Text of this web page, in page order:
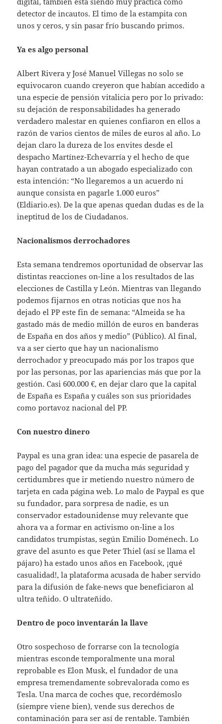
detector de incautos. El timo de la estampita con
unos y ceros, y sin pasar frío buscando primos.
Ya es algo personal
Albert Rivera y José Manuel Villegas no solo se
equivocaron cuando creyeron que habían accedido a
una especie de pensión vitalicia pero por lo privado:
su dejación de responsabilidades ha generado
verdadero malestar en quienes confiaron en ellos a
razón de varios cientos de miles de euros al año. Lo
dejan claro la dureza de los envites desde el
despacho Martínez-Echevarría y el hecho de que
hayan contratado a un abogado especializado con
esta intención: “No llegaremos a un acuerdo ni
aunque consista en pagarle 1.000 euros”
(Eldiario.es). De la que apenas quedan dudas es de la
ineptitud de los de Ciudadanos.
Nacionalismos derrochadores
Esta semana tendremos oportunidad de observar las
distintas reacciones on-line a los resultados de las
elecciones de Castilla y León. Mientras van llegando
podemos fijarnos en otras noticias que nos ha
dejado el PP este fin de semana: “Almeida se ha
gastado más de medio millón de euros en banderas
de España en dos años y medio” (Público). Al final,
va a ser cierto que hay un nacionalismo
derrochador y preocupado más por los trapos que
por las personas, por las apariencias más que por la
gestión. Casi 600.000 €, en dejar claro que la capital
de España es España y cuáles son sus prioridades
como portavoz nacional del PP.
Con nuestro dinero
Paypal es una gran idea: una especie de pasarela de
pago del pagador que da mucha más seguridad y
certidumbres que ir metiendo nuestro número de
tarjeta en cada página web. Lo malo de Paypal es que
su fundador, para sorpresa de nadie, es un
conservador estadounidense muy relevante que
ahora va a formar en activismo on-line a los
candidatos trumpistas, según Emilio Doménech. Lo
grave del asunto es que Peter Thiel (así se llama el
pájaro) ha estado unos años en Facebook, ¡qué
casualidad!, la plataforma acusada de haber servido
para la difusión de fake-news que beneficiaron al
ultra teñido. O ultrateñido.
Dentro de poco inventarán la llave
Otro sospechoso de forrarse con la tecnología
mientras esconde temporalmente una moral
reprobable es Elon Musk, el fundador de una
empresa tremendamente sobrevalorada como es
Tesla. Una marca de coches que, recordémoslo
(siempre viene bien), vende sus derechos de
contaminación para ser así de rentable. También